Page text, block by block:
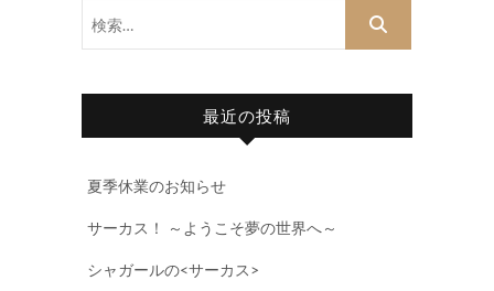
最近の投稿
夏季休業のお知らせ
サーカス！ ～ようこそ夢の世界へ～
シャガールの<サーカス>